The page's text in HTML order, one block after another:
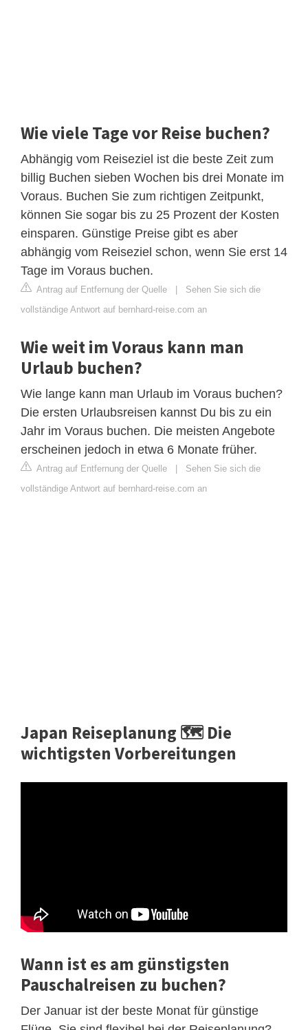
Wie viele Tage vor Reise buchen?
Abhängig vom Reiseziel ist die beste Zeit zum
billig Buchen sieben Wochen bis drei Monate im
Voraus. Buchen Sie zum richtigen Zeitpunkt,
können Sie sogar bis zu 25 Prozent der Kosten
einsparen. Günstige Preise gibt es aber
abhängig vom Reiseziel schon, wenn Sie erst 14
Tage im Voraus buchen.
Antrag auf Entfernung der Quelle
Sehen Sie sich die
vollständige Antwort auf bernhard-reise.com an
Wie weit im Voraus kann man
Urlaub buchen?
Wie lange kann man Urlaub im Voraus buchen?
Die ersten Urlaubsreisen kannst Du bis zu ein
Jahr im Voraus buchen. Die meisten Angebote
erscheinen jedoch in etwa 6 Monate früher.
Antrag auf Entfernung der Quelle
Sehen Sie sich die
vollständige Antwort auf bernhard-reise.com an
Japan Reiseplanung 🗺️ Die
wichtigsten Vorbereitungen
Wann ist es am günstigsten
Pauschalreisen zu buchen?
Der Januar ist der beste Monat für günstige